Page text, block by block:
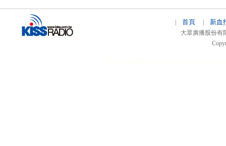
首頁 新血
大眾廣播股份有